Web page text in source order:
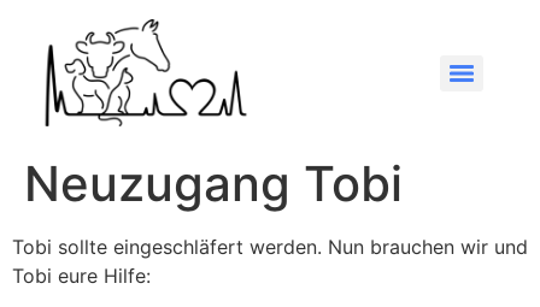
Neuzugang Tobi
Tobi sollte eingeschläfert werden. Nun brauchen wir und
Tobi eure Hilfe: